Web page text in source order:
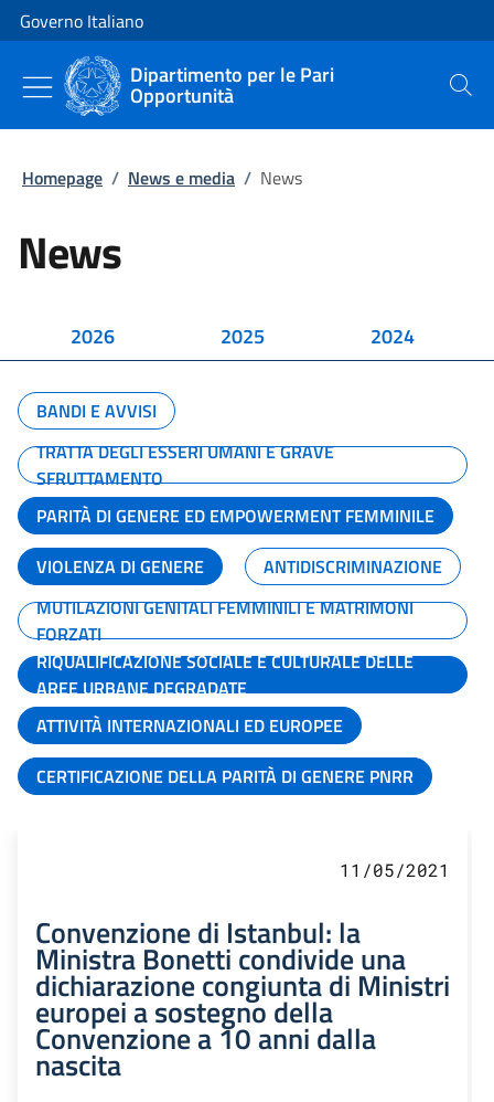
Vai al contenuto
Vai alla navigazione del sito
Governo Italiano
Dipartimento per le Pari
Opportunità Cerca
Homepage / News e media / News
News
2026 2025 2024
BANDI E AVVISI
TRATTA DEGLI ESSERI UMANI E GRAVE
SFRUTTAMENTO
PARITÀ DI GENERE ED EMPOWERMENT FEMMINILE
VIOLENZA DI GENERE
ANTIDISCRIMINAZIONE
MUTILAZIONI GENITALI FEMMINILI E MATRIMONI
FORZATI
RIQUALIFICAZIONE SOCIALE E CULTURALE DELLE
AREE URBANE DEGRADATE
ATTIVITÀ INTERNAZIONALI ED EUROPEE
CERTIFICAZIONE DELLA PARITÀ DI GENERE PNRR
11/05/2021
Convenzione di Istanbul: la
Ministra Bonetti condivide una
dichiarazione congiunta di Ministri
europei a sostegno della
Convenzione a 10 anni dalla
nascita